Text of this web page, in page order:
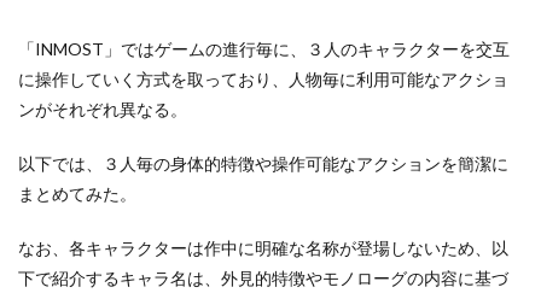
「INMOST」ではゲームの進行毎に、３人のキャラクターを交互
に操作していく方式を取っており、人物毎に利用可能なアクショ
ンがそれぞれ異なる。
以下では、３人毎の身体的特徴や操作可能なアクションを簡潔に
まとめてみた。
なお、各キャラクターは作中に明確な名称が登場しないため、以
下で紹介するキャラ名は、外見的特徴やモノローグの内容に基づ